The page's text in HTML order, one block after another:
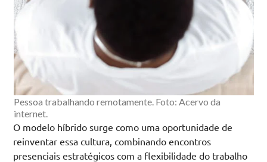
Pessoa trabalhando remotamente. Foto: Acervo da
internet.
O modelo híbrido surge como uma oportunidade de
reinventar essa cultura, combinando encontros
presenciais estratégicos com a flexibilidade do trabalho